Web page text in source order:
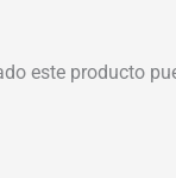
este producto